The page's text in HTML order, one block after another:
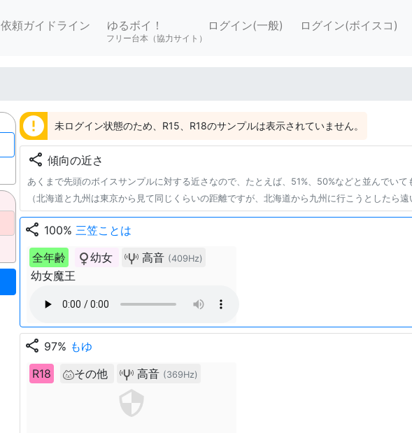
依頼ガイドライン ゆるボイ！
フリー台本（協力サイト）
ログイン(一般) ログイン(ボイスコ)
error 未ログイン状態のため、R15、R18のサンプルは表示されていません。
share 傾向の近さ
あくまで先頭のボイスサンプルに対する近さなので、たとえば、51%、50%などと並んでいて
（北海道と九州は東京から見て同じくらいの距離ですが、北海道から九州に行こうとしたら遠
share 100% 三笠ことは
全年齢
幼女 高音 (409Hz)
幼女魔王
share 97% もゆ
R18
その他 高音 (369Hz)